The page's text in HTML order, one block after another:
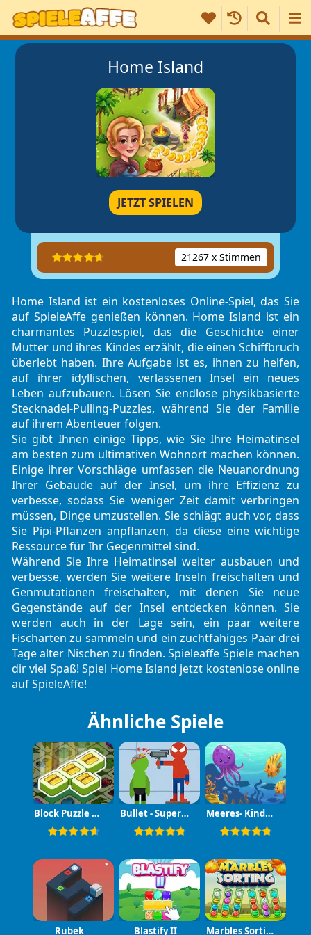
Home Island
JETZT SPIELEN
21267 x Stimmen
Home Island ist ein kostenloses Online-Spiel, das Sie
auf SpieleAffe genießen können. Home Island ist ein
charmantes Puzzlespiel, das die Geschichte einer
Mutter und ihres Kindes erzählt, die einen Schiffbruch
überlebt haben. Ihre Aufgabe ist es, ihnen zu helfen,
auf ihrer idyllischen, verlassenen Insel ein neues
Leben aufzubauen. Lösen Sie endlose physikbasierte
Stecknadel-Pulling-Puzzles, während Sie der Familie
auf ihrem Abenteuer folgen.
Sie gibt Ihnen einige Tipps, wie Sie Ihre Heimatinsel
am besten zum ultimativen Wohnort machen können.
Einige ihrer Vorschläge umfassen die Neuanordnung
Ihrer Gebäude auf der Insel, um ihre Effizienz zu
verbesse, sodass Sie weniger Zeit damit verbringen
müssen, Dinge umzustellen. Sie schlägt auch vor, dass
Sie Pipi-Pflanzen anpflanzen, da diese eine wichtige
Ressource für Ihr Gegenmittel sind.
Während Sie Ihre Heimatinsel weiter ausbauen und
verbesse, werden Sie weitere Inseln freischalten und
Genmutationen freischalten, mit denen Sie neue
Gegenstände auf der Insel entdecken können. Sie
werden auch in der Lage sein, ein paar weitere
Fischarten zu sammeln und ein zuchtfähiges Paar drei
Tage alter Nischen zu finden. Spieleaffe Spiele machen
dir viel Spaß! Spiel Home Island jetzt kostenlose online
auf SpieleAffe!
Ähnliche Spiele
Block Puzzle King Bullet - Superhero Meeres- Kinderpuzzle
Rubek Blastify II Marbles Sorting